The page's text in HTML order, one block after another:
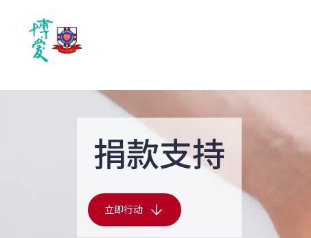
捐款支持
立即行动